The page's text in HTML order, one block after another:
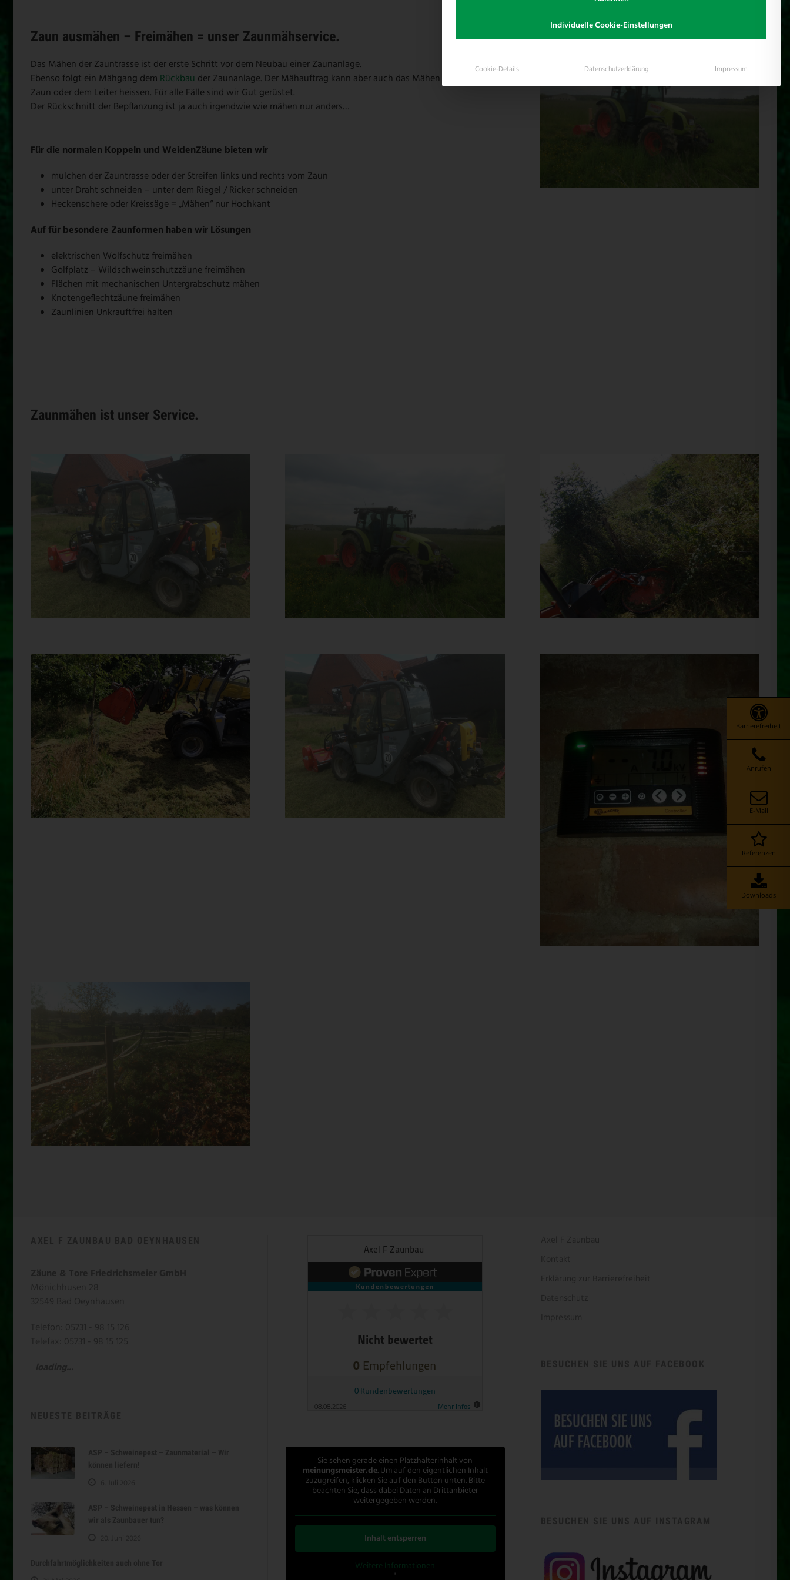
Barrierefreiheit
Anrufen
E-Mail
Referenzen
Downloads
Zaun ausmähen – Freimähen = unser Zaunmähservice.
Das Mähen der Zauntrasse ist der erste Schritt vor dem Neubau einer Zaunanlage.
Ebenso folgt ein Mähgang dem Rückbau der Zaunanlage. Der Mähauftrag kann aber auch das Mähen unter dem
Zaun oder dem Leiter heissen. Für alle Fälle sind wir Gut gerüstet.
Der Rückschnitt der Bepflanzung ist ja auch irgendwie wie mähen nur anders…
Für die normalen Koppeln und WeidenZäune bieten wir
mulchen der Zauntrasse oder der Streifen links und rechts vom Zaun
unter Draht schneiden – unter dem Riegel / Ricker schneiden
Heckenschere oder Kreissäge = „Mähen“ nur Hochkant
Auf für besondere Zaunformen haben wir Lösungen
elektrischen Wolfschutz freimähen
Golfplatz – Wildschweinschutzzäune freimähen
Flächen mit mechanischen Untergrabschutz mähen
Knotengeflechtzäune freimähen
Zaunlinien Unkrauftfrei halten
Zaunmähen ist unser Service.
ZAUNMÄHSERVICE MULCHEN DER ZAUNLINIE UNTER DEM ZAUN MÄHEN
MULCHEN IM FRONTANBAU ZAUNMÄHSERVICE
WEIDEZAUN-GERÄTE
WEIDEZAUN-WARTUNG
Sie sehen gerade einen Platzhalterinhalt von
meinungsmeister.de. Um auf den eigentlichen Inhalt
zuzugreifen, klicken Sie auf den Button unten. Bitte
beachten Sie, dass dabei Daten an Drittanbieter
weitergegeben werden.
Inhalt entsperren
Weitere Informationen
'
Individuelle Cookie-Einstellungen
Cookie-Details Datenschutzerklärung Impressum